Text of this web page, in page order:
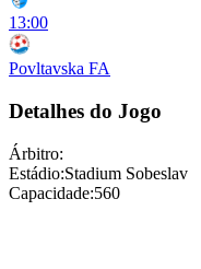
13:00
Povltavska FA
Detalhes do Jogo
Árbitro:
Estádio:Stadium Sobeslav
Capacidade:560